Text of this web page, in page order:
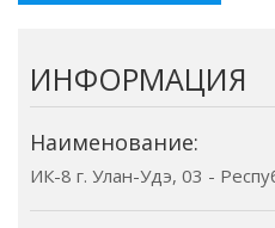
ИНФОРМАЦИЯ
Наименование:
ИК-8 г. Улан-Удэ, 03 -